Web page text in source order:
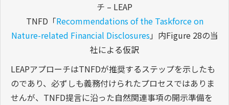
チ – LEAP
TNFD「Recommendations of the Taskforce on
Nature-related Financial Disclosures」内Figure 28の当
社による仮訳
LEAPアプローチはTNFDが推奨するステップを示したも
のであり、必ずしも義務付けられたプロセスではありま
せんが、TNFD提言に沿った自然関連事項の開示準備を